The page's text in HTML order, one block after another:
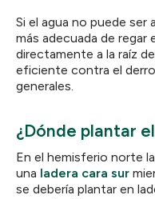
Si el agua no puede ser
más adecuada de
directamente a la raíz
eficiente contra el
generales.
¿Dónde plantar
En el hemisferio norte
una ladera cara sur
se debería plantar en